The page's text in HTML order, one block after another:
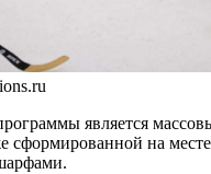
является
сформированной на